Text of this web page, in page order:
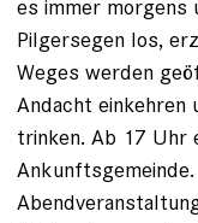
es immer morgens
Pilgersegen los,
Weges werden
Andacht einkehren
trinken. Ab 17 Uhr